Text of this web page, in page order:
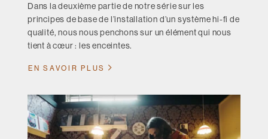
Dans la deuxième partie de notre série sur les
principes de base de l’installation d’un système hi-fi de
qualité, nous nous penchons sur un élément qui nous
tient à cœur : les enceintes.
EN SAVOIR PLUS